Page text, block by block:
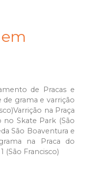
de Pracas e
de grama e varrição
na Praça
no Skate Park (São
São Boaventura e
na Praca do
(São Francisco)